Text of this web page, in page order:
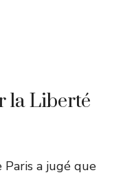
la Liberté
a jugé que